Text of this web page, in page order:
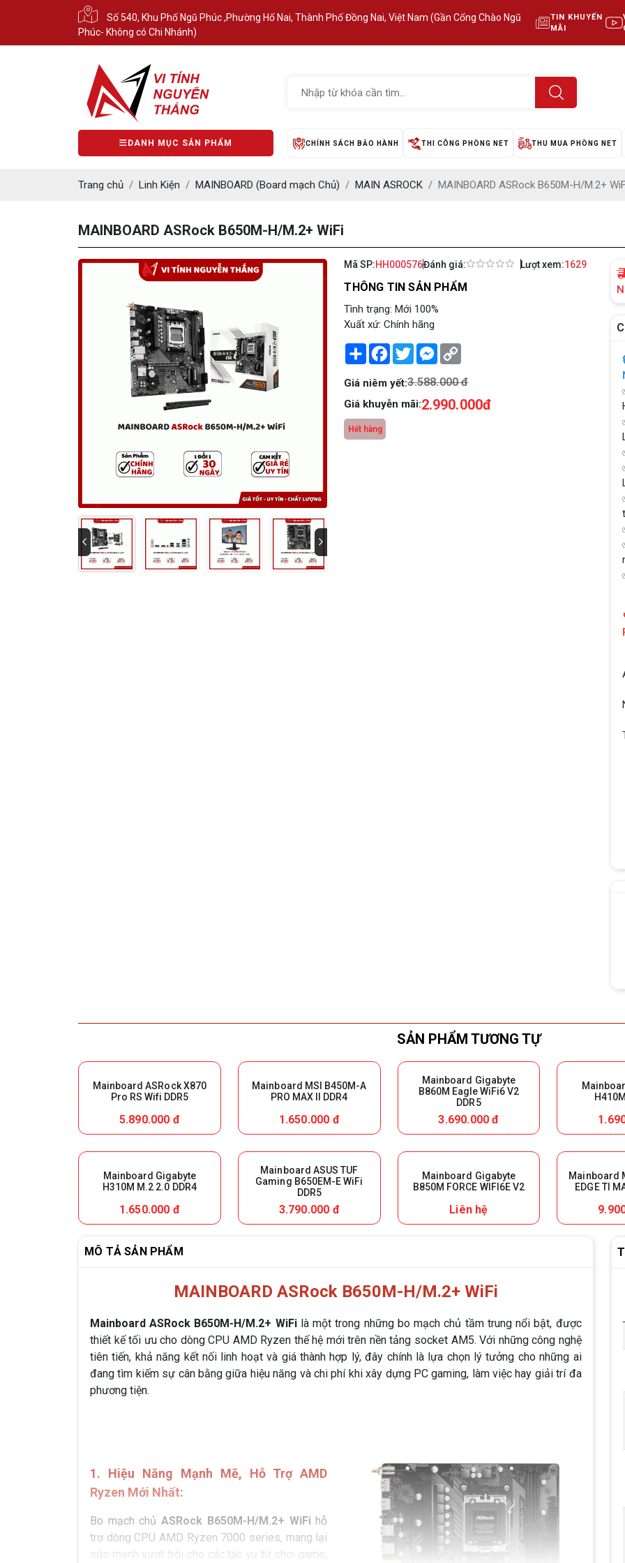
Số 540, Khu Phố Ngũ Phúc ,Phường Hố Nai, Thành Phố Đồng Nai, Việt Nam (Gần Cổng Chào Ngũ
Phúc- Không có Chi Nhánh)
TIN KHUYẾN
MÃI
DANH MỤC SẢN PHẨM CHÍNH SÁCH BẢO HÀNH THI CÔNG PHÒNG NET THU MUA PHÒNG NET
Trang chủ Linh Kiện MAINBOARD (Board mạch Chủ) MAIN ASROCK MAINBOARD ASRock B650M-H/M.2+
MAINBOARD ASRock B650M-H/M.2+ WiFi
Mã SP:HH000576Đánh giá: Lượt xem:1629
THÔNG TIN SẢN PHẨM
Tình trạng: Mới 100%
Xuất xứ: Chính hãng
ShareFacebook
TwitterMessenger
Giá niêm yết:3.588.000 đ
Giá khuyễn mãi:2.990.000đ
Hết hàng
SẢN PHẨM TƯƠNG TỰ
Mainboard ASRock X870
Pro RS Wifi DDR5
5.890.000 đ
Mainboard MSI B450M-A
PRO MAX II DDR4
1.650.000 đ
Mainboard Gigabyte
B860M Eagle WiFi6 V2
DDR5
3.690.000 đ
Mainboard Gigabyte
H310M M.2 2.0 DDR4
1.650.000 đ
Mainboard ASUS TUF
Gaming B650EM-E WiFi
DDR5
3.790.000 đ
Mainboard Gigabyte
B850M FORCE WIFI6E V2
Liên hệ
Mainboard
EDGE TI
MÔ TẢ SẢN PHẨM
MAINBOARD ASRock B650M-H/M.2+ WiFi
Mainboard ASRock B650M-H/M.2+ WiFilà một trong những bo mạch chủ tầm trung nổi bật, được
thiết kế tối ưu cho dòng CPU AMD Ryzen thế hệ mới trên nền tảng socket AM5. Với những công nghệ
tiên tiến, khả năng kết nối linh hoạt và giá thành hợp lý, đây chính là lựa chọn lý tưởng cho những ai
đang tìm kiếm sự cân bằng giữa hiệu năng và chi phí khi xây dựng PC gaming, làm việc hay giải trí đa
phương tiện.
1. Hiệu Năng Mạnh Mẽ, Hỗ Trợ AMD
Ryzen Mới Nhất:
Bo mạch chủASRock B650M-H/M.2+ WiFi hỗ
trợ dòng CPU AMD Ryzen 7000 series, mang lại
sức mạnh vượt trội cho các tác vụ từ chơi game,